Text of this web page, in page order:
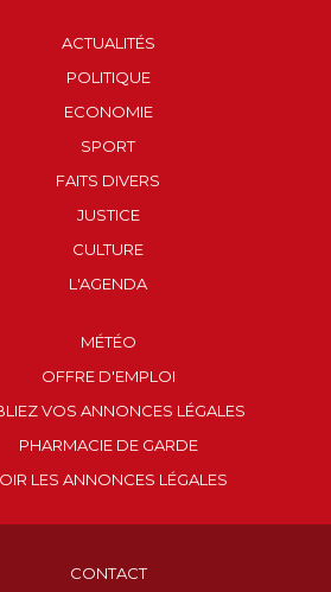
ACTUALITÉS
POLITIQUE
ECONOMIE
SPORT
FAITS DIVERS
JUSTICE
CULTURE
L'AGENDA
MÉTÉO
OFFRE D'EMPLOI
VOS ANNONCES LÉGALES
PHARMACIE DE GARDE
LES ANNONCES LÉGALES
CONTACT